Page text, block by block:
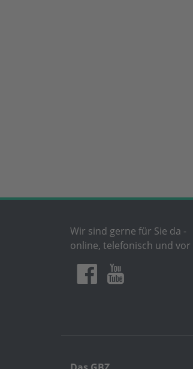
Wir sind gerne für Sie da -
online, telefonisch und vor